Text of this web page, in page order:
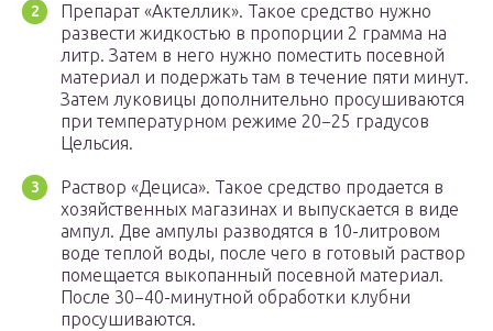
Препарат «Актеллик». Такое средство нужно
развести жидкостью в пропорции 2 грамма на
литр. Затем в него нужно поместить посевной
материал и подержать там в течение пяти минут.
Затем луковицы дополнительно просушиваются
при температурном режиме 20−25 градусов
Цельсия.
Раствор «Дециса». Такое средство продается в
хозяйственных магазинах и выпускается в виде
ампул. Две ампулы разводятся в 10-литровом
воде теплой воды, после чего в готовый раствор
помещается выкопанный посевной материал.
После 30−40-минутной обработки клубни
просушиваются.